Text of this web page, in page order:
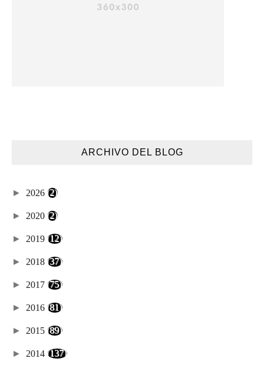
ARCHIVO DEL BLOG
► 2026 (2)
► 2020 (2)
► 2019 (12)
► 2018 (37)
► 2017 (75)
► 2016 (81)
► 2015 (89)
► 2014 (137)